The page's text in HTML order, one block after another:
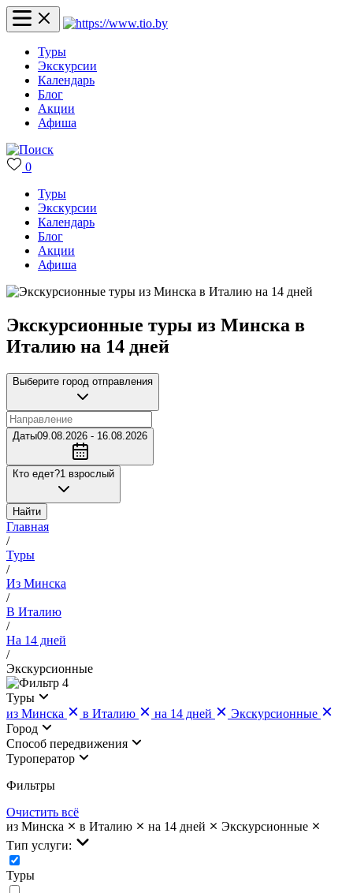
Туры
Экскурсии
Календарь
Блог
Акции
Афиша
0
Туры
Экскурсии
Календарь
Блог
Акции
Афиша
Экскурсионные туры из Минска в
Италию на 14 дней
Выберите город отправления
Даты09.08.2026 - 16.08.2026
Кто едет?1 взрослый
Найти
Главная
/
Туры
/
Из Минска
/
В Италию
/
На 14 дней
/
Экскурсионные
4
Туры
из Минска
в Италию на 14 дней
Экскурсионные
Город
Cпособ передвижения
Туроператор
Фильтры
Очистить всё
из Минска
в Италию на 14 дней
Экскурсионные
Тип услуги:
Туры